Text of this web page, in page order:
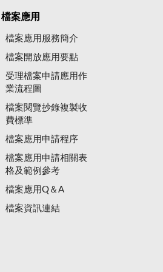
檔案應用
檔案應用服務簡介
檔案開放應用要點
受理檔案申請應用作
業流程圖
檔案閱覽抄錄複製收
費標準
檔案應用申請程序
檔案應用申請相關表
格及範例參考
檔案應用Q＆A
檔案資訊連結